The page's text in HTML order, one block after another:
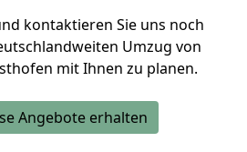
kontaktieren Sie uns noch
Umzug von
mit Ihnen zu planen.
Angebote erhalten